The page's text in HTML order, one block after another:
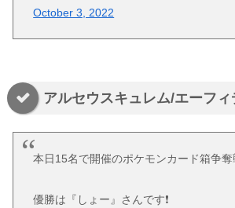
October 3, 2022
アルセウスキュレム/エーフィ
本日15名で開催のポケモンカード箱争奪
優勝は『しょー』さんです❗